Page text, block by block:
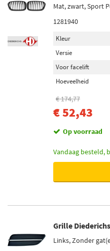
Mat, zwart, Sport
1281940
Kleur
Versie
Voor facelift
Hoeveelheid
€ 174,77
€ 52,43
Op voorraad
Vandaag besteld,
Grille
Links, Zonder